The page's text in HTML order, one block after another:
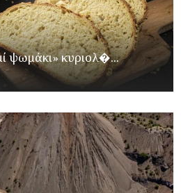
ψωμάκι» κυριολ�...